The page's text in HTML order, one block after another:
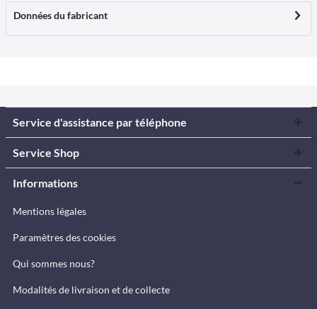
Données du fabricant
Service d'assistance par téléphone
Service Shop
Informations
Mentions légales
Paramètres des cookies
Qui sommes nous?
Modalités de livraison et de collecte